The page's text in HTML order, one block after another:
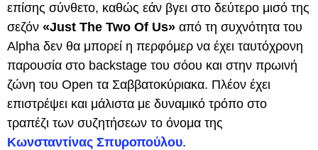
επίσης σύνθετο, καθώς εάν βγει στο δεύτερο μισό της
σεζόν «Just The Two Of Us» από τη συχνότητα του
Alpha δεν θα μπορεί η περφόμερ να έχει ταυτόχρονη
παρουσία στο backstage του σόου και στην πρωινή
ζώνη του Open τα Σαββατοκύριακα. Πλέον έχει
επιστρέψει και μάλιστα με δυναμικό τρόπο στο
τραπέζι των συζητήσεων το όνομα της
Κωνσταντίνας Σπυροπούλου.